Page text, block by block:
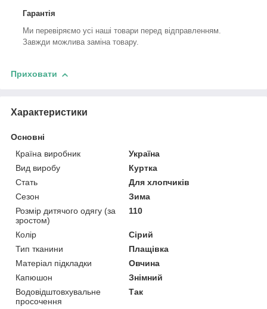
Гарантія
Ми перевіряємо усі наші товари перед відправленням.
Завжди можлива заміна товару.
Приховати
Характеристики
Основні
Країна виробник
Україна
Вид виробу
Куртка
Стать
Для хлопчиків
Сезон
Зима
Розмір дитячого одягу (за
зростом)
110
Колір
Сірий
Тип тканини
Плащівка
Матеріал підкладки
Овчина
Капюшон
Знімний
Водовідштовхувальне
просочення
Так